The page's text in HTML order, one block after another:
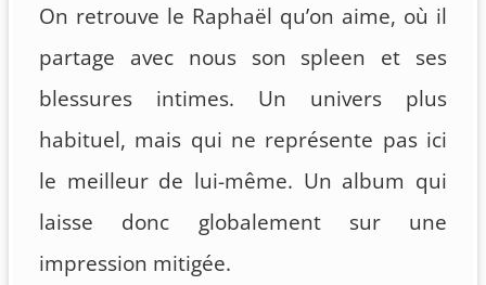
On retrouve le Raphaël qu’on aime, où il
partage avec nous son spleen et ses
blessures intimes. Un univers plus
habituel, mais qui ne représente pas ici
le meilleur de lui-même. Un album qui
laisse donc globalement sur une
impression mitigée.